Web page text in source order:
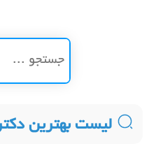
لیست بهترین